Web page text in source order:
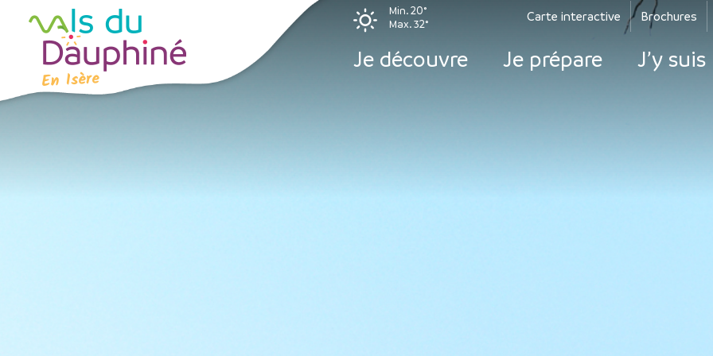
Je découvre Je prépare J’y suis
Carte interactive Brochures
Min. 20°
Max. 32°
Panneau de gestion des cookies